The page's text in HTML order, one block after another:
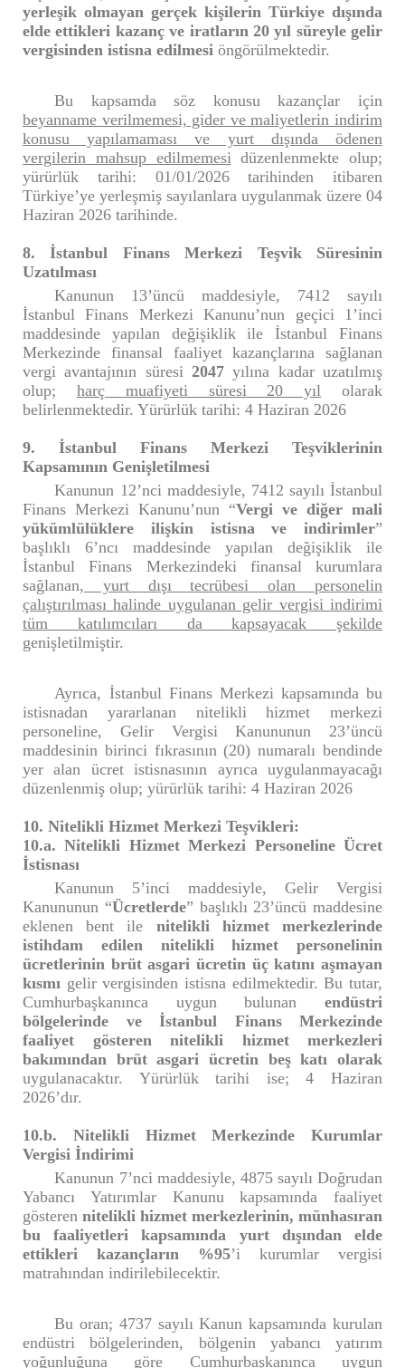
yerleşik olmayan gerçek kişilerin Türkiye dışında
elde ettikleri kazanç ve iratların 20 yıl süreyle gelir
vergisinden istisna edilmesi öngörülmektedir.
Bu kapsamda söz konusu kazançlar için
beyanname verilmemesi, gider ve maliyetlerin indirim
konusu yapılamaması ve yurt dışında ödenen
vergilerin mahsup edilmemesidüzenlenmekte olup;
yürürlük tarihi: 01/01/2026 tarihinden itibaren
Türkiye’ye yerleşmiş sayılanlara uygulanmak üzere 04
Haziran 2026 tarihinde.
8. İstanbul Finans Merkezi Teşvik Süresinin
Uzatılması
Kanunun 13’üncü maddesiyle, 7412 sayılı
İstanbul Finans Merkezi Kanunu’nun geçici 1’inci
maddesinde yapılan değişiklik ile İstanbul Finans
Merkezinde finansal faaliyet kazançlarına sağlanan
vergi avantajının süresi 2047yılına kadar uzatılmış
olup; harç muafiyeti süresi 20 yıl olarak
belirlenmektedir. Yürürlük tarihi: 4 Haziran 2026
9. İstanbul Finans Merkezi Teşviklerinin
Kapsamının Genişletilmesi
Kanunun 12’nci maddesiyle, 7412 sayılı İstanbul
Finans Merkezi Kanunu’nun “Vergi ve diğer mali
yükümlülüklere ilişkin istisna ve indirimler”
başlıklı 6’ncı maddesinde yapılan değişiklik ile
İstanbul Finans Merkezindeki finansal kurumlara
sağlanan, yurt dışı tecrübesi olan personelin
çalıştırılması halinde uygulanan gelir vergisi indirimi
tüm katılımcıları da kapsayacak şekilde
genişletilmiştir.
Ayrıca, İstanbul Finans Merkezi kapsamında bu
istisnadan yararlanan nitelikli hizmet merkezi
personeline, Gelir Vergisi Kanununun 23’üncü
maddesinin birinci fıkrasının (20) numaralı bendinde
yer alan ücret istisnasının ayrıca uygulanmayacağı
düzenlenmiş olup; yürürlük tarihi: 4 Haziran 2026
10. Nitelikli Hizmet Merkezi Teşvikleri:
10.a. Nitelikli Hizmet Merkezi Personeline Ücret
İstisnası
Kanunun 5’inci maddesiyle, Gelir Vergisi
Kanununun “Ücretlerde” başlıklı 23’üncü maddesine
eklenen bent ile nitelikli hizmet merkezlerinde
istihdam edilen nitelikli hizmet personelinin
ücretlerinin brüt asgari ücretin üç katını aşmayan
kısmı gelir vergisinden istisna edilmektedir. Bu tutar,
Cumhurbaşkanınca uygun bulunan endüstri
bölgelerinde ve İstanbul Finans Merkezinde
faaliyet gösteren nitelikli hizmet merkezleri
bakımından brüt asgari ücretin beş katı olarak
uygulanacaktır. Yürürlük tarihi ise; 4 Haziran
2026’dır.
10.b. Nitelikli Hizmet Merkezinde Kurumlar
Vergisi İndirimi
Kanunun 7’nci maddesiyle, 4875 sayılı Doğrudan
Yabancı Yatırımlar Kanunu kapsamında faaliyet
gösteren nitelikli hizmet merkezlerinin, münhasıran
bu faaliyetleri kapsamında yurt dışından elde
ettikleri kazançların %95’i kurumlar vergisi
matrahından indirilebilecektir.
Bu oran; 4737 sayılı Kanun kapsamında kurulan
endüstri bölgelerinden, bölgenin yabancı yatırım
yoğunluğuna göre Cumhurbaşkanınca uygun